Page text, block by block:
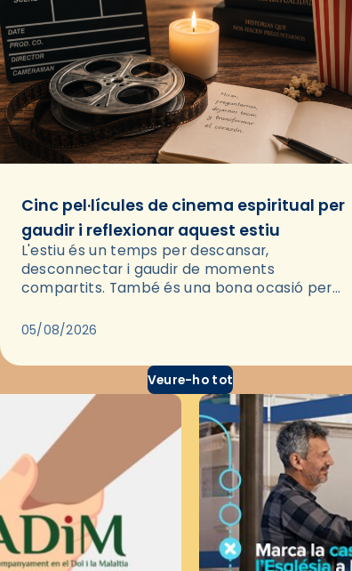
Cinc pel·lícules de cinema espiritual per
gaudir i reflexionar aquest estiu
L'estiu és un temps per descansar,
desconnectar i gaudir de moments
compartits. També és una bona ocasió per
través del cinema, reflexionar sobre les…
05/08/2026
Veure-ho tot